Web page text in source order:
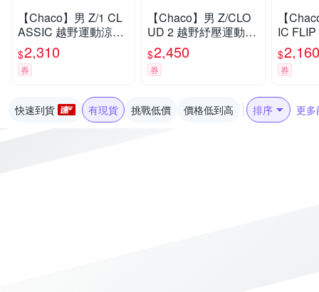
【Chaco】男 Z/1 CL
ASSIC 越野運動涼鞋
(標準款)/戶外拖鞋.海
灘鞋_CH-ZCM01-HL
70 巔峰藍夜
$2,310
券
【Chaco】男 Z/CLO
UD 2 越野紓壓運動涼
鞋(夾腳款).戶外拖鞋.
海灘鞋_CH-ZLM02-H
I34 天際青銅
$2,450
券
【
IC
字拖/
_CH-
舟檸檬
$2,160
券
快速到貨 有現貨 挑戰低價 價格低到高 排序 更多